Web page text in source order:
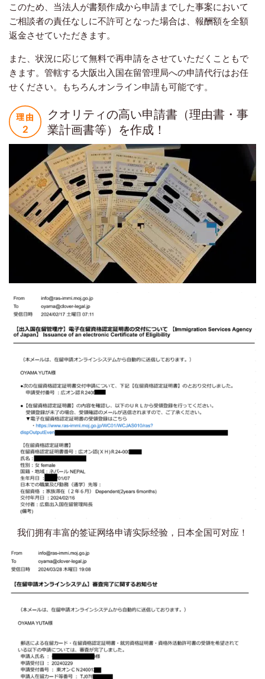
このため、当法人が書類作成から申請までした事案において
ご相談者の責任なしに不許可となった場合は、報酬額を全額
返金させていただきます。
また、状況に応じて無料で再申請をさせていただくこともで
きます。管轄する大阪出入国在留管理局への申請代行はお任
せください。もちろんオンライン申請も可能です。
クオリティの高い申請書（理由書・事
業計画書等）を作成！
我们拥有丰富的签证网络申请实际经验，日本全国可对应！